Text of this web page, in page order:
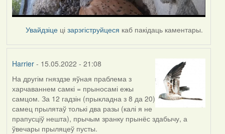
Увайдзіце цізарэгіструйцеся каб пакідаць каментары.
Harrier- 15.05.2022 - 21:08
На другім гняздзе яўная праблема з
харчаваннем самкі = прыносамі ежы
самцом. За 12 гадзін (прыкладна з 8 да 20)
самец прылятаў толькі два разы (калі я не
прапусціў нешта), прычым зранку прынёс здабычу, а
ўвечары прыляцеў пусты.